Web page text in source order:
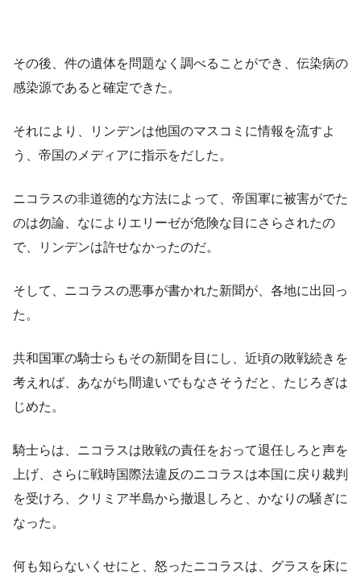
その後、件の遺体を問題なく調べることができ、伝染病の
感染源であると確定できた。
それにより、リンデンは他国のマスコミに情報を流すよ
う、帝国のメディアに指示をだした。
ニコラスの非道徳的な方法によって、帝国軍に被害がでた
のは勿論、なによりエリーゼが危険な目にさらされたの
で、リンデンは許せなかったのだ。
そして、ニコラスの悪事が書かれた新聞が、各地に出回っ
た。
共和国軍の騎士らもその新聞を目にし、近頃の敗戦続きを
考えれば、あながち間違いでもなさそうだと、たじろぎは
じめた。
騎士らは、ニコラスは敗戦の責任をおって退任しろと声を
上げ、さらに戦時国際法違反のニコラスは本国に戻り裁判
を受けろ、クリミア半島から撤退しろと、かなりの騒ぎに
なった。
何も知らないくせにと、怒ったニコラスは、グラスを床に